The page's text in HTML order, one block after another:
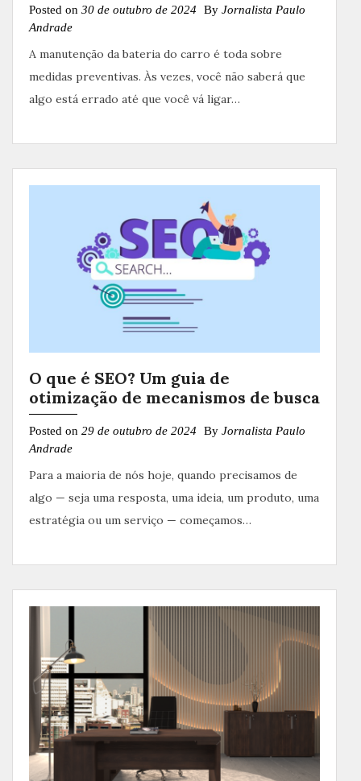
Posted on 30 de outubro de 2024 By Jornalista Paulo
Andrade
A manutenção da bateria do carro é toda sobre
medidas preventivas. Às vezes, você não saberá que
algo está errado até que você vá ligar…
O que é SEO? Um guia de
otimização de mecanismos de busca
Posted on 29 de outubro de 2024 By Jornalista Paulo
Andrade
Para a maioria de nós hoje, quando precisamos de
algo — seja uma resposta, uma ideia, um produto, uma
estratégia ou um serviço — começamos…